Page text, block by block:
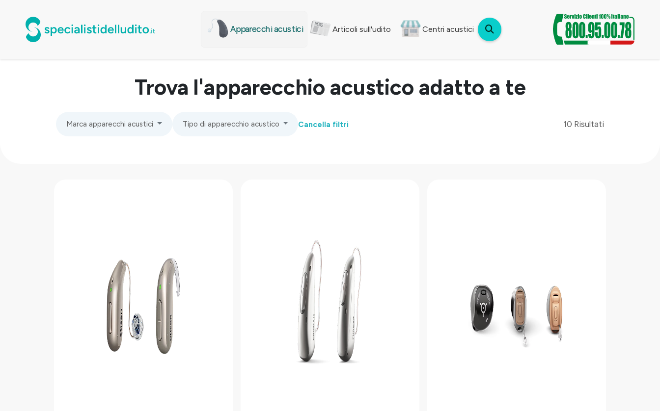
Apparecchi acustici Articoli sull'udito Centri acustici
Trova l'apparecchio acustico adatto a te
Marca apparecchi acustici Tipo di apparecchio acustico Cancella filtri 10 Risultati